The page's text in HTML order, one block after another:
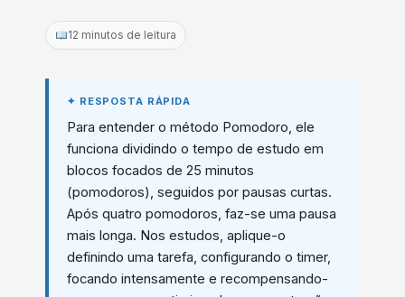
12 minutos de leitura
Para entender o método Pomodoro, ele
funciona dividindo o tempo de estudo em
blocos focados de 25 minutos
(pomodoros), seguidos por pausas curtas.
Após quatro pomodoros, faz-se uma pausa
mais longa. Nos estudos, aplique-o
definindo uma tarefa, configurando o timer,
focando intensamente e recompensando-